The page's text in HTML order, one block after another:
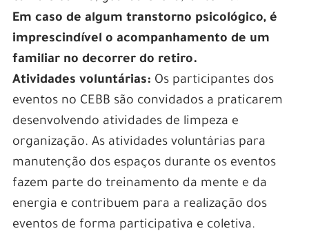
Em caso de algum transtorno psicológico, é
imprescindível o acompanhamento de um
familiar no decorrer do retiro.
Atividades voluntárias: Os participantes dos
eventos no CEBB são convidados a praticarem
desenvolvendo atividades de limpeza e
organização. As atividades voluntárias para
manutenção dos espaços durante os eventos
fazem parte do treinamento da mente e da
energia e contribuem para a realização dos
eventos de forma participativa e coletiva.